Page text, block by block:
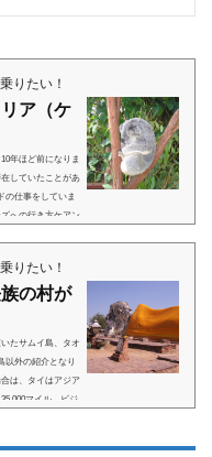
りたい！
ア（ケ
年ほど前になりま
していたことがあ
の仕事をしていま
への行き方ケアン
...りたい！
の村が
たサムイ島、タオ
以外の紹介となり
は、タイはアジア
マイル、ビジ